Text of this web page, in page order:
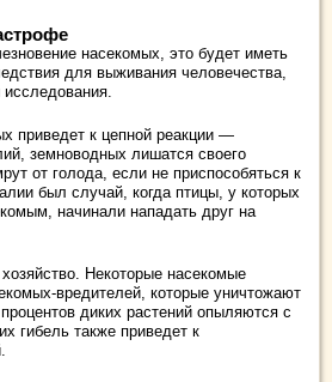
насекомых, это будет иметь
для выживания человечества,
приведет к цепной реакции —
земноводных лишатся своего
от голода, если не приспособяться к
был случай, когда птицы, у которых
начинали нападать друг на
Некоторые насекомые
вредителей, которые уничтожают
диких растений опыляются с
гибель также приведет к